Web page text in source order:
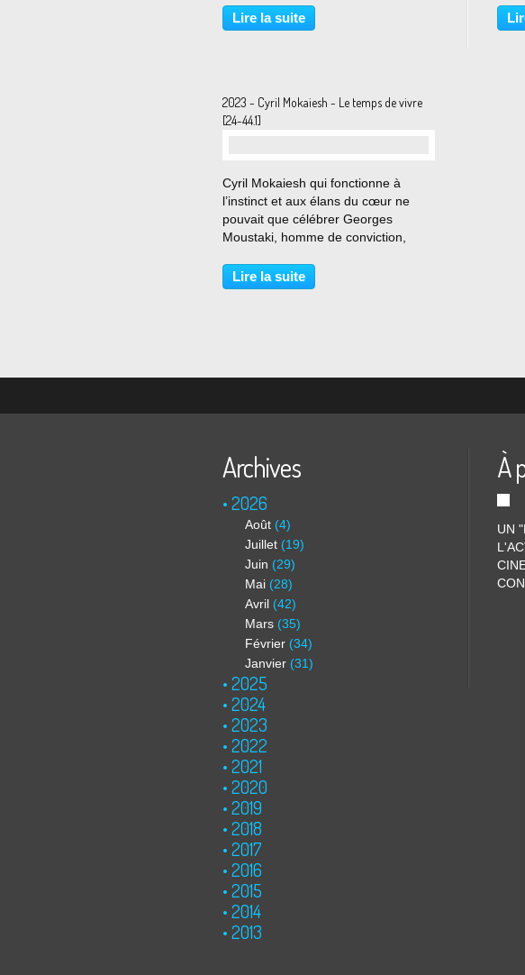
facile et franchement risqué. Mais
parfaitement maîtrisé par les frères,
Lire la suite
2023 - Cyril Mokaiesh - Le temps de vivre
[24-44.1]
Cyril Mokaiesh qui fonctionne à
l’instinct et aux élans du cœur ne
pouvait que célébrer Georges
Moustaki, homme de conviction,
père libanais et d’une mère
française, Mokaiesh à qui l’on doit le
Lire la suite
Archives
2026
Août (4)
Juillet (19)
Juin (29)
Mai (28)
Avril (42)
Mars (35)
Février (34)
Janvier (31)
2025
2024
2023
2022
2021
2020
2019
2018
2017
2016
2015
2014
2013
À
UN